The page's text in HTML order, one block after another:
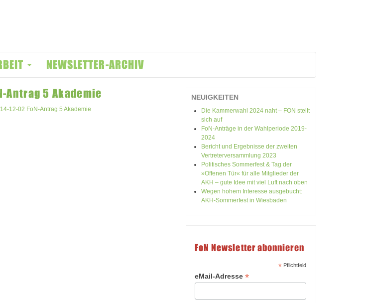
NEWSLETTER-ARCHIV
Antrag 5 Akademie
12-02 FoN-Antrag 5 Akademie
NEUIGKEITEN
Die Kammerwahl 2024 naht – FON stellt
sich auf
FoN-Anträge in der Wahlperiode 2019-
2024
Bericht und Ergebnisse der zweiten
Vertreterversammlung 2023
Politisches Sommerfest & Tag der
»Offenen Tür« für alle Mitglieder der
AKH – gute Idee mit viel Luft nach oben
Wegen hohem Interesse ausgebucht:
AKH-Sommerfest in Wiesbaden
FoN Newsletter abonnieren
*Pflichtfeld
eMail-Adresse *